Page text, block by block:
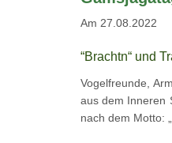
Am 27.08.2022
“Brachtn“ und
Vogelfreunde,
aus dem Inneren
nach dem Motto: